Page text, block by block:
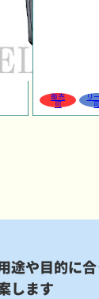
販売
可
リ
途や目的に
します